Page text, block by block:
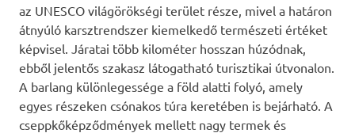
az UNESCO világörökségi terület része, mivel a határon
átnyúló karsztrendszer kiemelkedő természeti értéket
képvisel. Járatai több kilométer hosszan húzódnak,
ebből jelentős szakasz látogatható turisztikai útvonalon.
A barlang különlegessége a föld alatti folyó, amely
egyes részeken csónakos túra keretében is bejárható. A
cseppkőképződmények mellett nagy termek és